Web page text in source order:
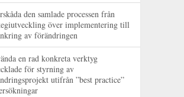
den samlade processen från
över implementering till
av förändringen
en rad konkreta verktyg
för styrning av
utifrån ”best practice”